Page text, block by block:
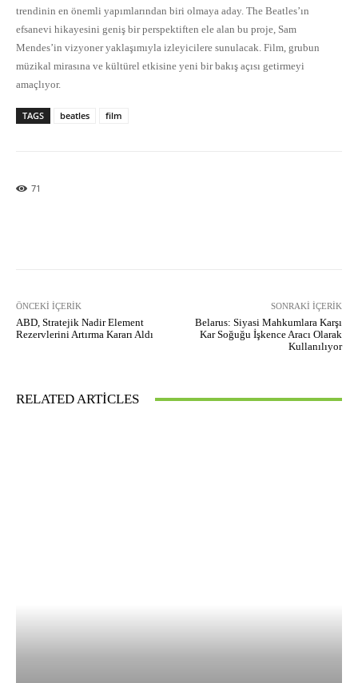
trendinin en önemli yapımlarından biri olmaya aday. The Beatles’ın
efsanevi hikayesini geniş bir perspektiften ele alan bu proje, Sam
Mendes’in vizyoner yaklaşımıyla izleyicilere sunulacak. Film, grubun
müzikal mirasına ve kültürel etkisine yeni bir bakış açısı getirmeyi
amaçlıyor.
TAGS beatles film
71
ÖNCEKI İÇERIK
ABD, Stratejik Nadir Element
Rezervlerini Artırma Kararı Aldı
SONRAKI İÇERIK
Belarus: Siyasi Mahkumlara Karşı
Kar Soğuğu İşkence Aracı Olarak
Kullanılıyor
RELATED ARTICLES